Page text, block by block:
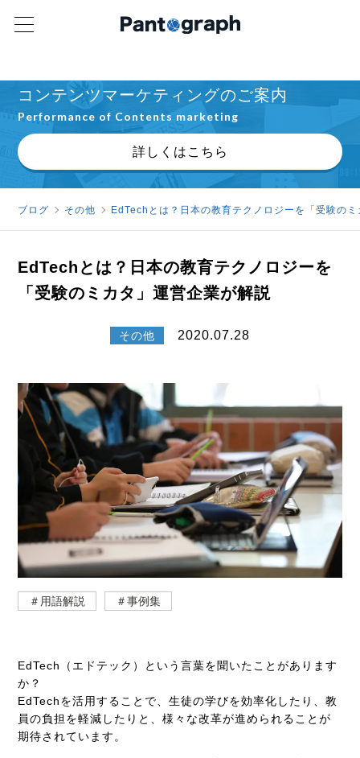
コンテンツマーケティングのご案内
Performance of Contents marketing
詳しくはこちら
ブログ その他 EdTechとは？日本の教育テクノロジーを「受験の
EdTechとは？日本の教育テクノロジーを
「受験のミカタ」運営企業が解説
その他 2020.07.28
＃用語解説 ＃事例集
EdTech
（エドテック）という言葉を聞いたことがあります
か？
EdTechを活用することで、生徒の学びを効率化したり、教
員の負担を軽減したりと、様々な改革が進められることが
期待されています。